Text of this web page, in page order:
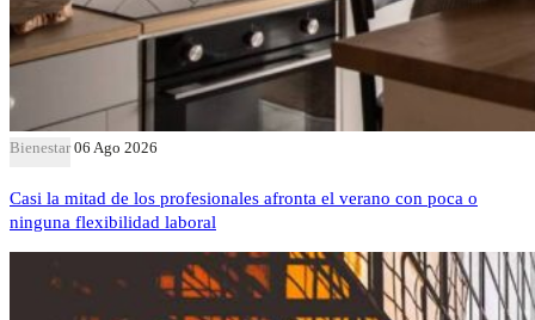
Bienestar 06 Ago 2026
Casi la mitad de los profesionales afronta el verano con poca o
ninguna flexibilidad laboral